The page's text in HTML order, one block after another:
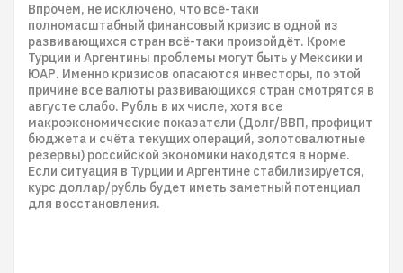
Впрочем, не исключено, что всё-таки
полномасштабный финансовый кризис в одной из
развивающихся стран всё-таки произойдёт. Кроме
Турции и Аргентины проблемы могут быть у Мексики и
ЮАР. Именно кризисов опасаются инвесторы, по этой
причине все валюты развивающихся стран смотрятся в
августе слабо. Рубль в их числе, хотя все
макроэкономические показатели (Долг/ВВП, профицит
бюджета и счёта текущих операций, золотовалютные
резервы) российской экономики находятся в норме.
Если ситуация в Турции и Аргентине стабилизируется,
курс доллар/рубль будет иметь заметный потенциал
для восстановления.